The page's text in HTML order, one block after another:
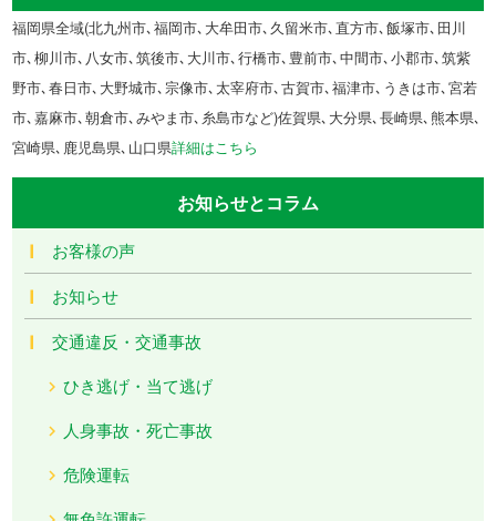
福岡県全域(北九州市､福岡市､大牟田市､久留米市､直方市､飯塚市､田川
市､柳川市､八女市､筑後市､大川市､行橋市､豊前市､中間市､小郡市､筑紫
野市､春日市､大野城市､宗像市､太宰府市､古賀市､福津市､うきは市､宮若
市､嘉麻市､朝倉市､みやま市､糸島市など)佐賀県､大分県､長崎県､熊本県､
宮崎県､鹿児島県､山口県詳細はこちら
お知らせとコラム
お客様の声
お知らせ
交通違反・交通事故
ひき逃げ・当て逃げ
人身事故・死亡事故
危険運転